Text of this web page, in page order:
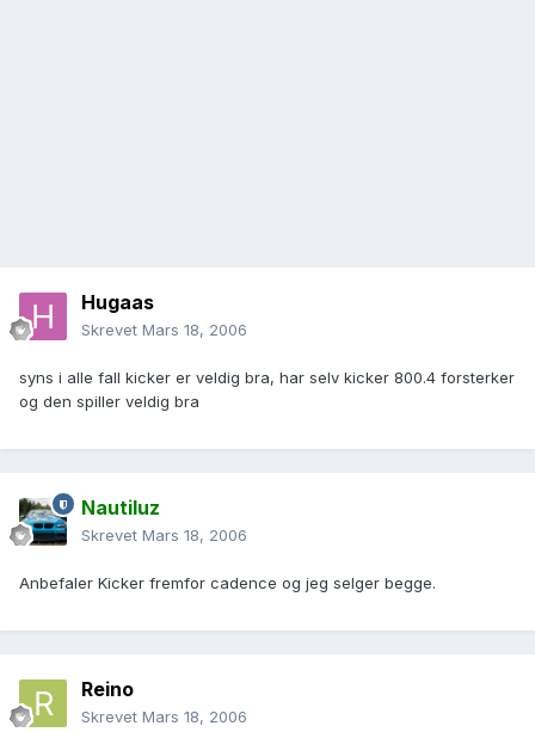
Hugaas
Skrevet Mars 18, 2006
syns i alle fall kicker er veldig bra, har selv kicker 800.4 forsterker
og den spiller veldig bra
Nautiluz
Skrevet Mars 18, 2006
Anbefaler Kicker fremfor cadence og jeg selger begge.
Reino
Skrevet Mars 18, 2006